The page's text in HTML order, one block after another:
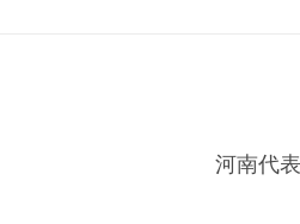
河南代